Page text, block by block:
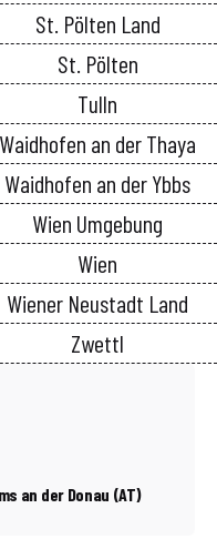
St. Pölten Land
St. Pölten
Tulln
Waidhofen an der Thaya
Waidhofen an der Ybbs
Wien Umgebung
Wien
Wiener Neustadt Land
Zwettl
an der Donau (AT)